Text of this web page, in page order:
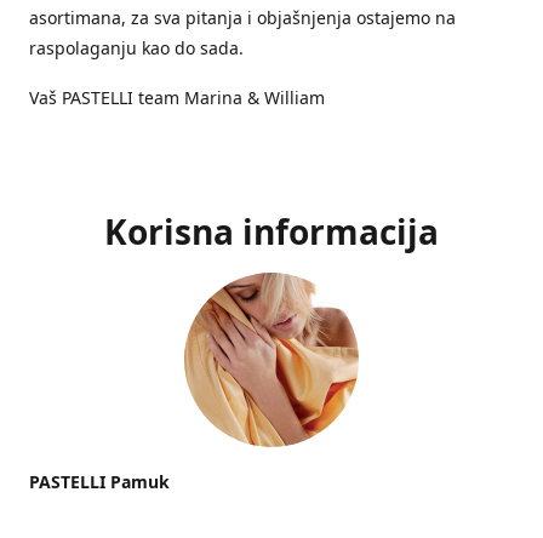
asortimana, za sva pitanja i objašnjenja ostajemo na
raspolaganju kao do sada.
Vaš PASTELLI team Marina & William
Korisna informacija
PASTELLI Pamuk